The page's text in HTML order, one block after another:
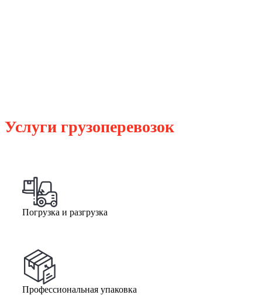
Услуги грузоперевозок
Погрузка и разгрузка
Профессиональная упаковка